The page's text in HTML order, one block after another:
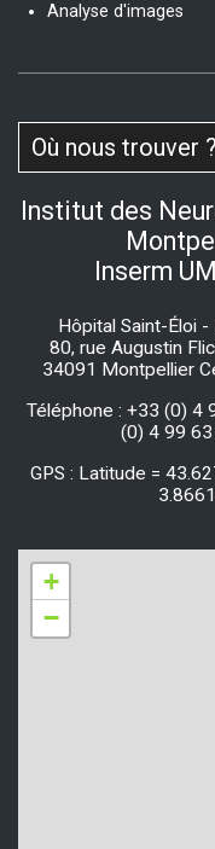
Analyse d'images
Où nous trouver ?
Institut des
Inserm
Hôpital Saint-Éloi
80, rue Augustin
34091 Montpellier
Téléphone : +33 (0) 4
(0) 4 99
GPS : Latitude =
+
−